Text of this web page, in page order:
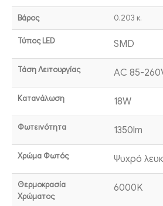
Βάρος 0,203 κ.
Τύπος LED SMD
Τάση Λειτουργίας AC 85-
Κατανάλωση 18W
Φωτεινότητα 1350lm
Χρώμα Φωτός Ψυχρό
Θερμοκρασία
Χρώματος
6000K